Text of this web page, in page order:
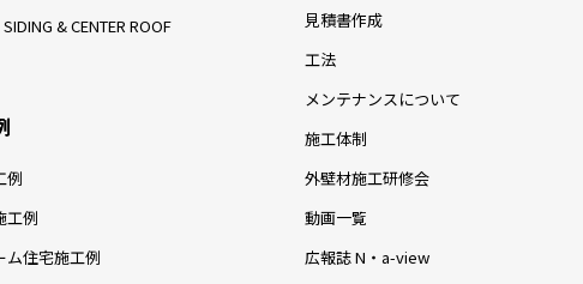
SIDING & CENTER ROOF
例
工例
ム住宅施工例
見積書作成
工法
メンテナンスについて
施工体制
外壁材施工研修会
動画一覧
広報誌 N・a-view